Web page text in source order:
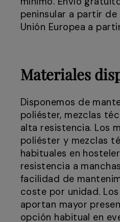
peninsular a partir de
Unión Europea a
Materiales
Disponemos de
poliéster, mezclas
alta resistencia. Los
poliéster y mezclas
habituales en
resistencia a
facilidad de
coste por unidad.
aportan mayor
opción habitual en